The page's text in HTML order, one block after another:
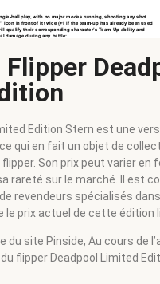
Edition Stern est une
qui en fait un objet de
Son prix peut varier en
rareté sur le marché. Il est
revendeurs spécialisés
le prix actuel de cette édition
du site Pinside, Au cours de
flipper Deadpool Limited